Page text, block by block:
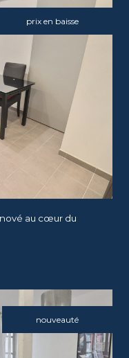
prix en baisse
au cœur du
nouveauté